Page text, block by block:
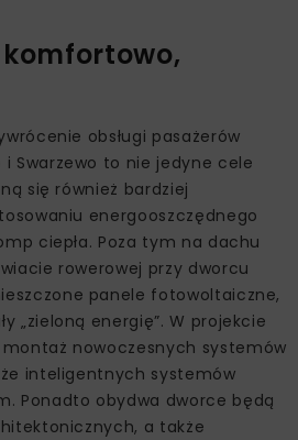
obsługi pasażerów
Swarzewo to nie jedyne cele
się również bardziej
energooszczędnego
ciepła. Poza tym na dachu
rowerowej przy dworcu
panele fotowoltaiczne,
„zieloną energię”. W projekcie
nowoczesnych systemów
inteligentnych systemów
Ponadto obydwa dworce będą
a także